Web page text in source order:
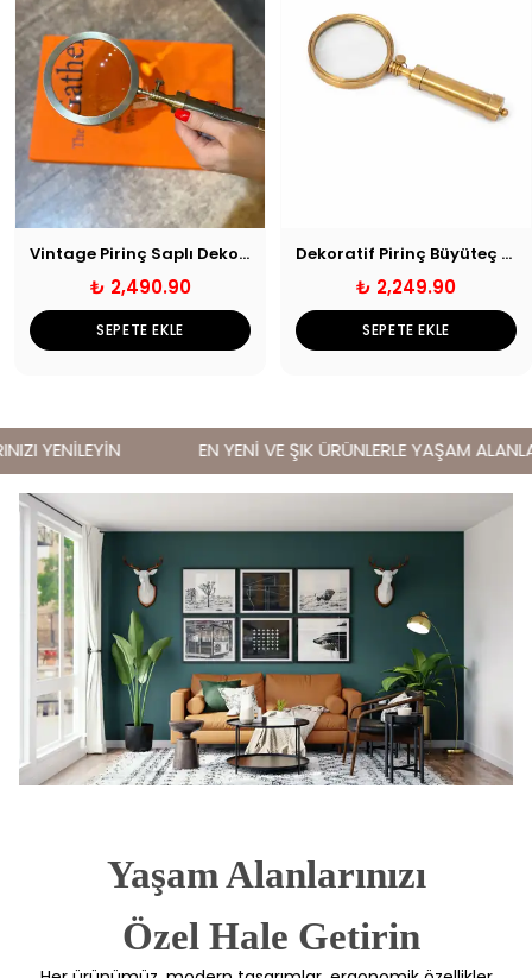
Vintage Pirinç Saplı Dekoratif Büyüteç
₺ 2,490.90
SEPETE EKLE
Dekoratif Pirinç Büyüteç 8x21 cm
₺ 2,249.90
SEPETE EKLE
YENİLEYİN EN YENİ VE ŞIK ÜRÜNLERLE YAŞAM
Yaşam Alanlarınızı
Özel Hale Getirin